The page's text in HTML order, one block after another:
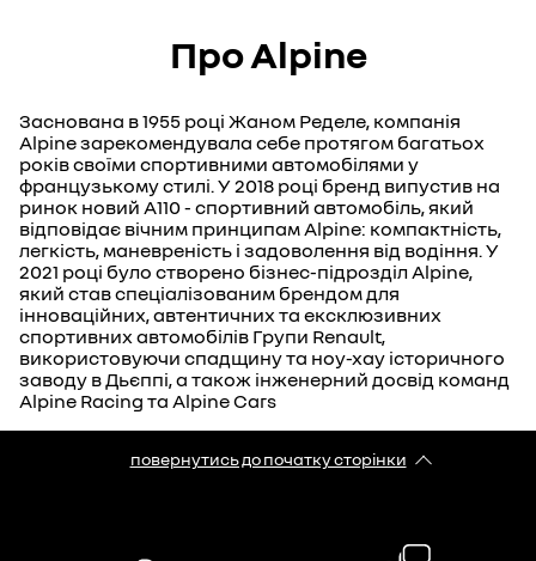
Про Alpine
Заснована в 1955 році Жаном Ределе, компанія
Alpine зарекомендувала себе протягом багатьох
років своїми спортивними автомобілями у
французькому стилі. У 2018 році бренд випустив на
ринок новий A110 - спортивний автомобіль, який
відповідає вічним принципам Alpine: компактність,
легкість, маневреність і задоволення від водіння. У
2021 році було створено бізнес-підрозділ Alpine,
який став спеціалізованим брендом для
інноваційних, автентичних та ексклюзивних
спортивних автомобілів Групи Renault,
використовуючи спадщину та ноу-хау історичного
заводу в Дьєппі, а також інженерний досвід команд
Alpine Racing та Alpine Cars
повернутись до початку сторінки